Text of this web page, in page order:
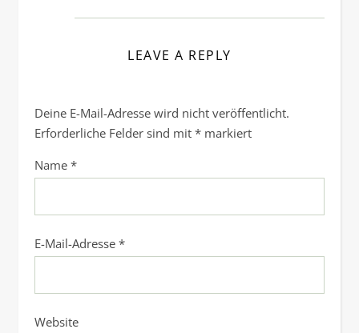
LEAVE A REPLY
Deine E-Mail-Adresse wird nicht veröffentlicht.
Erforderliche Felder sind mit * markiert
Name *
E-Mail-Adresse *
Website